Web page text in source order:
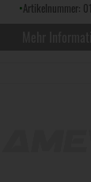
•Artikelnummer: